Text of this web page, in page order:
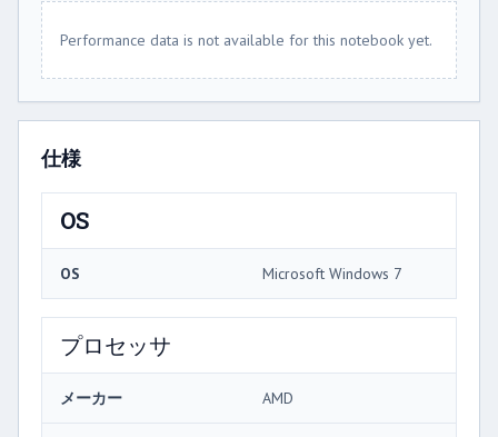
Performance data is not available for this notebook yet.
仕様
OS
OS Microsoft Windows 7
プロセッサ
メーカー AMD